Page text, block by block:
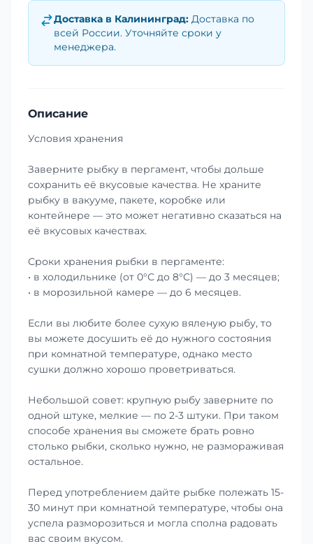
Доставка в Калининград: Доставка по
всей России. Уточняйте сроки у
менеджера.
Описание
Условия хранения
Заверните рыбку в пергамент, чтобы дольше
сохранить её вкусовые качества. Не храните
рыбку в вакууме, пакете, коробке или
контейнере — это может негативно сказаться на
её вкусовых качествах.
Сроки хранения рыбки в пергаменте:
• в холодильнике (от 0°С до 8°С) — до 3 месяцев;
• в морозильной камере — до 6 месяцев.
Если вы любите более сухую вяленую рыбу, то
вы можете досушить её до нужного состояния
при комнатной температуре, однако место
сушки должно хорошо проветриваться.
Небольшой совет: крупную рыбу заверните по
одной штуке, мелкие — по 2-3 штуки. При таком
способе хранения вы сможете брать ровно
столько рыбки, сколько нужно, не размораживая
остальное.
Перед употреблением дайте рыбке полежать 15-
30 минут при комнатной температуре, чтобы она
успела разморозиться и могла сполна радовать
вас своим вкусом.